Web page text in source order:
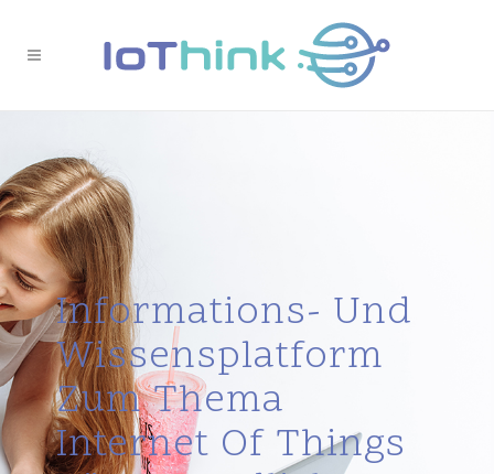
Informations- Und
Wissensplatform
Zum Thema
Internet Of Things